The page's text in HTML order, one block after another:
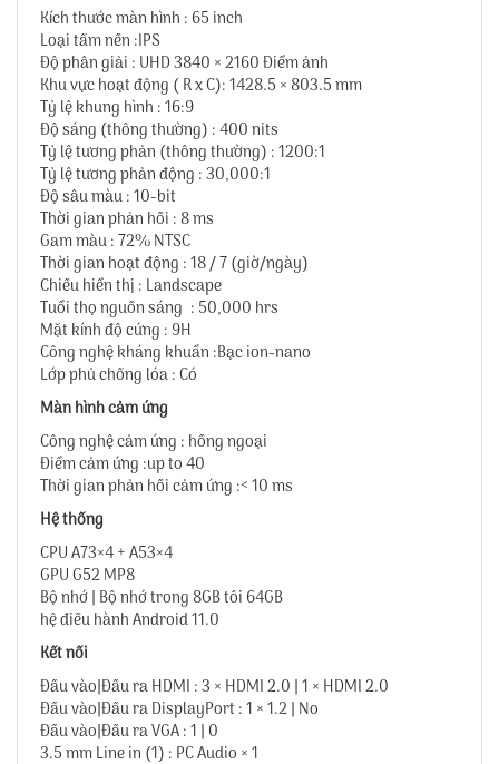
Kích thước màn hình : 65 inch
Loại tấm nền :IPS
Độ phân giải : UHD 3840 × 2160 Điểm ảnh
Khu vực hoạt động ( R x C): 1428.5 × 803.5 mm
Tỷ lệ khung hình : 16:9
Độ sáng (thông thường) : 400 nits
Tỷ lệ tương phản (thông thường) : 1200:1
Tỷ lệ tương phản động : 30,000:1
Độ sâu màu : 10-bit
Thời gian phản hồi : 8 ms
Gam màu : 72% NTSC
Thời gian hoạt động : 18 / 7 (giờ/ngày)
Chiều hiển thị : Landscape
Tuổi thọ nguồn sáng : 50,000 hrs
Mặt kính độ cứng : 9H
Công nghệ kháng khuẩn :Bạc ion-nano
Lớp phủ chống lóa : Có
Màn hình cảm ứng
Công nghệ cảm ứng : hồng ngoại
Điểm cảm ứng :up to 40
Thời gian phản hồi cảm ứng :< 10 ms
Hệ thống
CPU A73×4 + A53×4
GPU G52 MP8
Bộ nhớ | Bộ nhớ trong 8GB tôi 64GB
hệ điều hành Android 11.0
Kết nối
Đầu vào|Đầu ra HDMI : 3 × HDMI 2.0 | 1 × HDMI 2.0
Đầu vào|Đầu ra DisplayPort : 1 × 1.2 | No
Đầu vào|Đầu ra VGA : 1 | 0
3.5 mm Line in (1) : PC Audio × 1